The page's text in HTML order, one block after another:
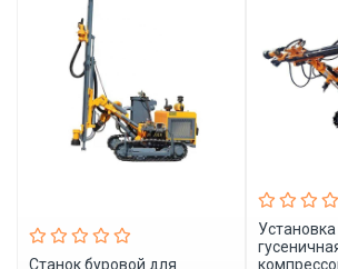
Станок буровой для